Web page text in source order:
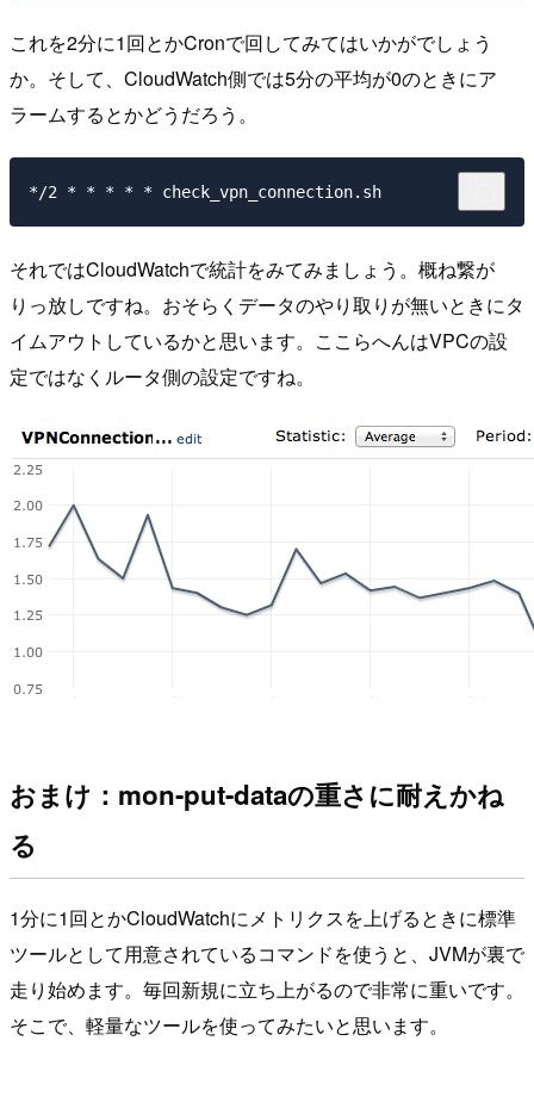
これを2分に1回とかCronで回してみてはいかがでしょう
か。そして、CloudWatch側では5分の平均が0のときにア
ラームするとかどうだろう。
それではCloudWatchで統計をみてみましょう。概ね繋が
りっ放しですね。おそらくデータのやり取りが無いときにタ
イムアウトしているかと思います。ここらへんはVPCの設
定ではなくルータ側の設定ですね。
おまけ：mon-put-dataの重さに耐えかね
る
1分に1回とかCloudWatchにメトリクスを上げるときに標準
ツールとして用意されているコマンドを使うと、JVMが裏で
走り始めます。毎回新規に立ち上がるので非常に重いです。
そこで、軽量なツールを使ってみたいと思います。